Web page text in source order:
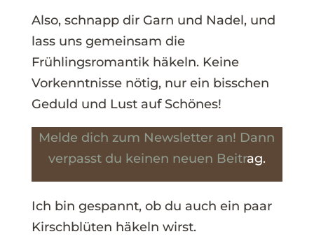
Also, schnapp dir Garn und Nadel, und
lass uns gemeinsam die
Frühlingsromantik häkeln. Keine
Vorkenntnisse nötig, nur ein bisschen
Geduld und Lust auf Schönes!
Melde dich zum Newsletter an! Dann
verpasst du keinen neuen Beitrag.
Ich bin gespannt, ob du auch ein paar
Kirschblüten häkeln wirst.